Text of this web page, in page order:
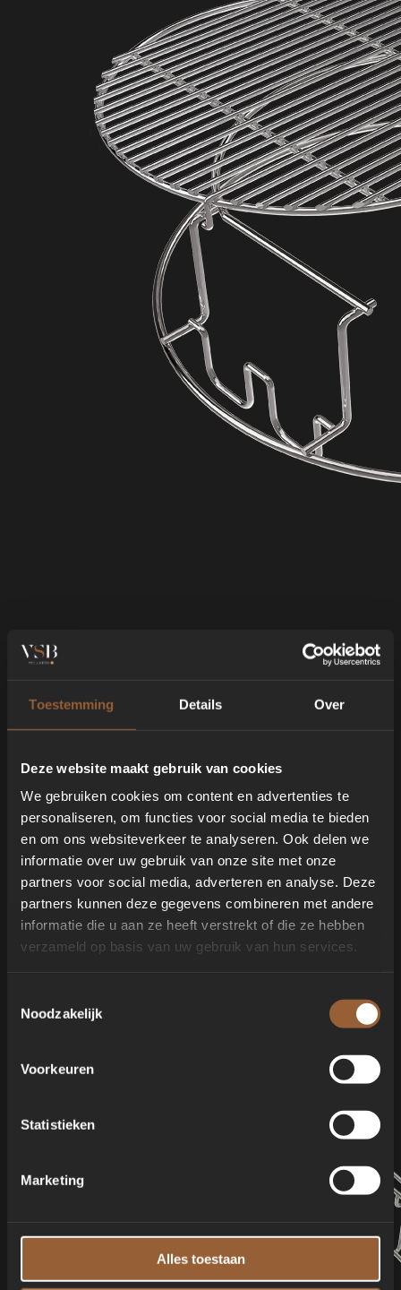
Toestemming Details Over
Deze website maakt gebruik van cookies
We gebruiken cookies om content en advertenties te
personaliseren, om functies voor social media te bieden
en om ons websiteverkeer te analyseren. Ook delen we
informatie over uw gebruik van onze site met onze
partners voor social media, adverteren en analyse. Deze
partners kunnen deze gegevens combineren met andere
informatie die u aan ze heeft verstrekt of die ze hebben
verzameld op basis van uw gebruik van hun services.
Noodzakelijk
Voorkeuren
Statistieken
Marketing
Alles toestaan
2-PIECE MULTI LEVEL RACK
2-piece Multi Level Rack bestaat uit 2 onderdelen:
een rvs rooster en een verhoger waardoor je op
kookcapaciteit. Oftewel: 2 keer zoveel lekkere
creaties.
Verhoogd, schuifbaar kookrooster met 10 cm
tussenruimte om er makkelijk bij te komen
Kan worden bevestigd aan de standaard Stainless
Steel Grid
Basisonderdeel van het EGGspander-systeem; kan
worden gebruikt met de convEGGtor Basket